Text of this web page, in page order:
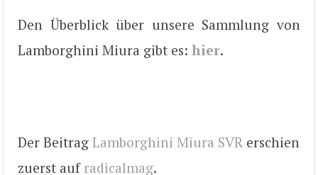
Den Überblick über unsere Sammlung von
Lamborghini Miura gibt es: hier.
Der Beitrag Lamborghini Miura SVR erschien
zuerst auf radicalmag.